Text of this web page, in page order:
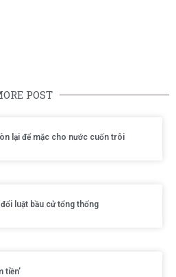
POST
lại để mặc cho nước cuốn trôi
luật bầu cử tổng thống
tiền’